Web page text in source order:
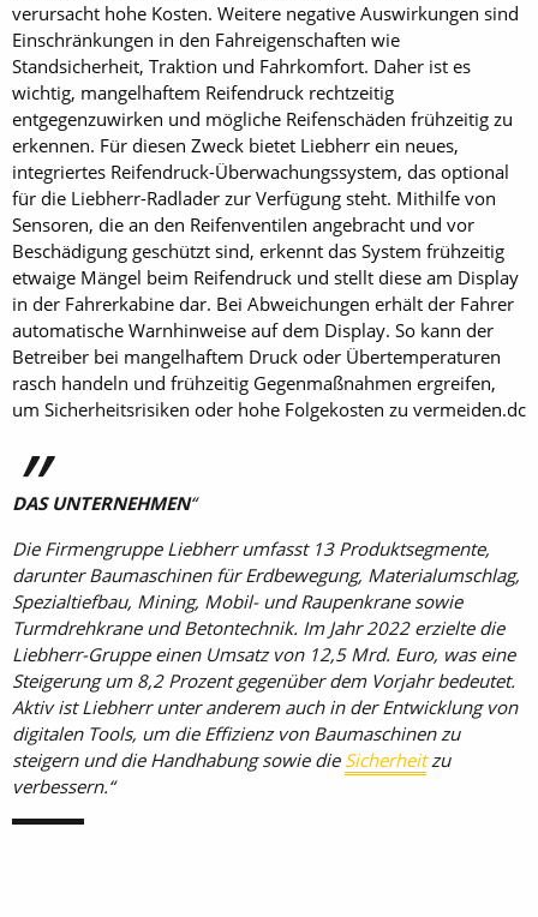
verursacht hohe Kosten. Weitere negative Auswirkungen sind
Einschränkungen in den Fahreigenschaften wie
Standsicherheit, Traktion und Fahrkomfort. Daher ist es
wichtig, mangelhaftem Reifendruck rechtzeitig
entgegenzuwirken und mögliche Reifenschäden frühzeitig zu
erkennen. Für diesen Zweck bietet Liebherr ein neues,
integriertes Reifendruck-Überwachungssystem, das optional
für die Liebherr-Radlader zur Verfügung steht. Mithilfe von
Sensoren, die an den Reifenventilen angebracht und vor
Beschädigung geschützt sind, erkennt das System frühzeitig
etwaige Mängel beim Reifendruck und stellt diese am Display
in der Fahrerkabine dar. Bei Abweichungen erhält der Fahrer
automatische Warnhinweise auf dem Display. So kann der
Betreiber bei mangelhaftem Druck oder Übertemperaturen
rasch handeln und frühzeitig Gegenmaßnahmen ergreifen,
um Sicherheitsrisiken oder hohe Folgekosten zu vermeiden.dc
DAS UNTERNEHMEN
Die Firmengruppe Liebherr umfasst 13 Produktsegmente,
darunter Baumaschinen für Erdbewegung, Materialumschlag,
Spezialtiefbau, Mining, Mobil- und Raupenkrane sowie
Turmdrehkrane und Betontechnik. Im Jahr 2022 erzielte die
Liebherr-Gruppe einen Umsatz von 12,5 Mrd. Euro, was eine
Steigerung um 8,2 Prozent gegenüber dem Vorjahr bedeutet.
Aktiv ist Liebherr unter anderem auch in der Entwicklung von
digitalen Tools, um die Effizienz von Baumaschinen zu
steigern und die Handhabung sowie die Sicherheitzu
verbessern.